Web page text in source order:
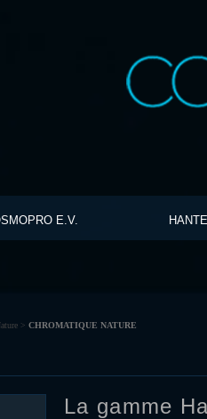
E.V.
> CHROMATIQUE NATURE
La gamme